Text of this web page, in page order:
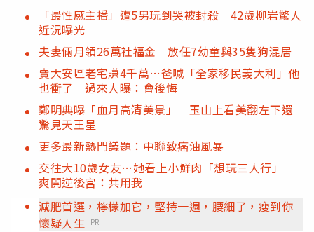
「最性感主播」遭5男玩到哭被封殺 42歲柳岩驚人
近況曝光
夫妻倆月領26萬社福金 放任7幼童與35隻狗混居
賣大安區老宅賺4千萬…爸喊「全家移民義大利」他
也衝了 過來人曝：會後悔
鄭明典曝「血月高清美景」 玉山上看美翻左下還
驚見天王星
更多最新熱門議題：中聯致癌油風暴
交往大10歲女友…她看上小鮮肉「想玩三人行」
爽開逆後宮：共用我
減肥首選，檸檬加它，堅持一週，腰細了，瘦到你
懷疑人生
PR